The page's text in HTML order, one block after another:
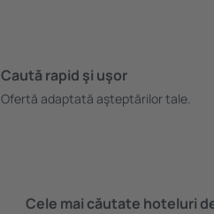
Caută rapid şi uşor
Ofertă adaptată aşteptărilor tale.
Cele mai căutate hoteluri